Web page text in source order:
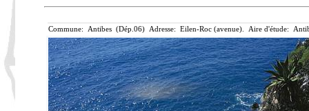
Commune: Antibes (Dép.06) Adresse: Eilen-Roc (avenue). Aire d'étude: